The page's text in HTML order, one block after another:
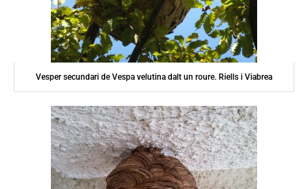
Vesper secundari de Vespa velutina dalt un roure. Riells i Viabrea